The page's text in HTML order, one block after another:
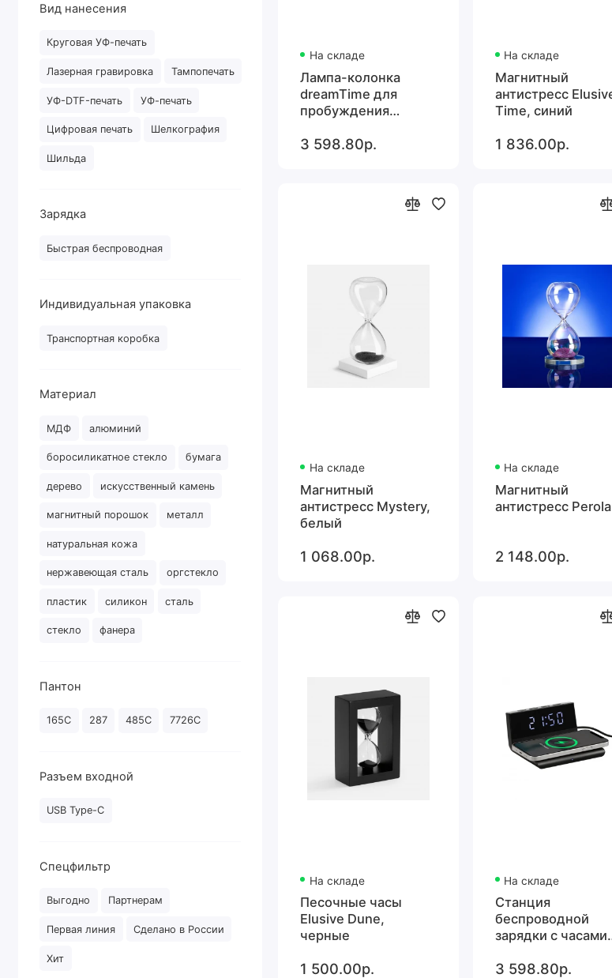
Вид нанесения
Круговая УФ-печать
Лазерная гравировка Тампопечать
УФ-DTF-печать УФ-печать
Цифровая печать Шелкография
Шильда
Зарядка
Быстрая беспроводная
Индивидуальная упаковка
Транспортная коробка
Материал
МДФ алюминий
боросиликатное стекло бумага
дерево искусственный камень
магнитный порошок металл
натуральная кожа
нержавеющая сталь оргстекло
пластик силикон сталь
стекло фанера
Пантон
165C 287 485C 7726C
Разъем входной
USB Type-C
Спецфильтр
Выгодно Партнерам
Первая линия Сделано в России
Хит
На складе
Лампа-колонка
dreamTime для
пробуждения
черная
3 598.80р.
На складе
Магнитный
антистресс
Time, синий
1 836.00р.
На складе
Магнитный
антистресс Mystery,
белый
1 068.00р.
На складе
Магнитный
антистресс Perola
2 148.00р.
На складе
Песочные часы
Elusive Dune,
черные
1 500.00р.
На складе
Станция
беспроводной
зарядки с часами
черная
3 598.80р.